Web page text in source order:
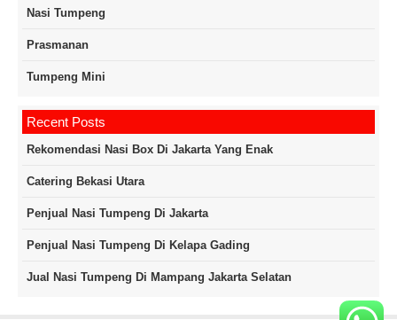
Nasi Tumpeng
Prasmanan
Tumpeng Mini
Recent Posts
Rekomendasi Nasi Box Di Jakarta Yang Enak
Catering Bekasi Utara
Penjual Nasi Tumpeng Di Jakarta
Penjual Nasi Tumpeng Di Kelapa Gading
Jual Nasi Tumpeng Di Mampang Jakarta Selatan